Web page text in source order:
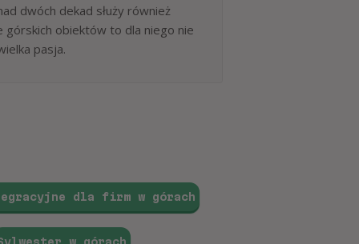
dwóch dekad służy również
górskich obiektów to dla niego nie
pasja.
dla firm w górach